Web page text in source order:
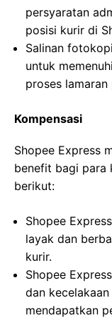
persyaratan
posisi kurir di
Salinan
untuk
proses
Kompensasi
Shopee Express
benefit bagi para
berikut:
Shopee
layak dan
kurir.
Shopee
dan
mendapatkan